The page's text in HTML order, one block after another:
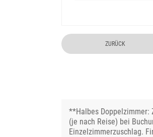
ZURÜCK
**Halbes Doppelzimmer:
(je nach Reise) bei
Einzelzimmerzuschlag.